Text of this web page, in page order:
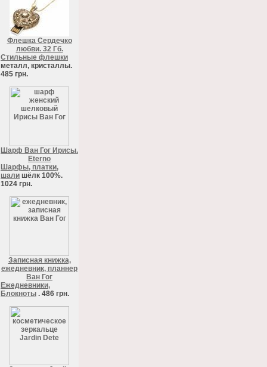
Флешка Сердечко
любви. 32 Гб.
Стильные флешки
металл, кристаллы.
485 грн.
Шарф Ван Гог Ирисы.
Eterno
Шарфы, платки,
шали шёлк 100%.
1024 грн.
Записная книжка,
ежедневник, планнер
Ван Гог
Ежедневники,
Блокноты . 486 грн.